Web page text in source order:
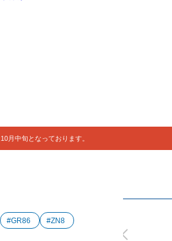
月中旬となっております。
#GR86 #ZN8